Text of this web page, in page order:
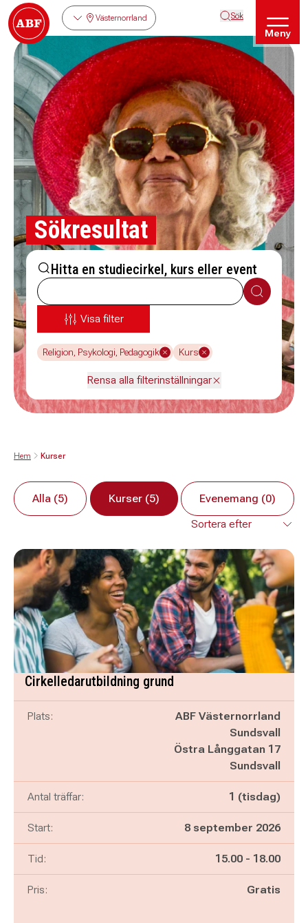
Västernorrland Sök
Meny
Sökresultat
Hitta en studiecirkel, kurs eller event
Sök
Visa filter
Religion, Psykologi, Pedagogik Kurs
Rensa alla filterinställningar
Hem Kurser
Alla (5) Kurser (5) Evenemang (0)
Cirkelledarutbildning grund
Plats:
ABF Västernorrland
Sundsvall
Östra Långgatan 17
Sundsvall
Antal träffar: 1 (tisdag)
Start: 8 september 2026
Tid: Pågår mellan
15.00 - och
18.00
Pris: Gratis